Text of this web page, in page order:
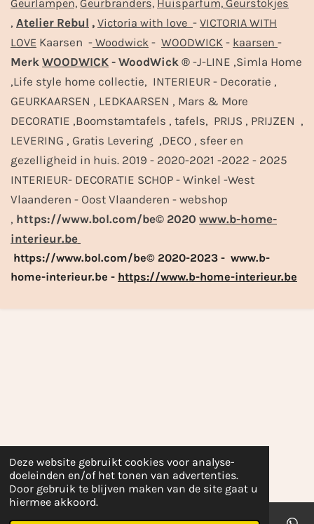
Deze website gebruikt cookies voor analyse-
doeleinden en/of het tonen van advertenties.
Door gebruik te blijven maken van de site gaat u
hiermee akkoord.
Geurlampen, Geurbranders, Huisparfum, Geurstokjes
, Atelier Rebul , Victoria with love - VICTORIA WITH
LOVE Kaarsen - Woodwick - WOODWICK - kaarsen -
Merk WOODWICK - WoodWick ® -J-LINE ,Simla Home
,Life style home collectie, INTERIEUR - Decoratie ,
GEURKAARSEN , LEDKAARSEN , Mars & More
DECORATIE ,Boomstamtafels , tafels, PRIJS , PRIJZEN ,
LEVERING , Gratis Levering ,DECO , sfeer en
gezelligheid in huis. 2019 - 2020-2021 -2022 - 2025
INTERIEUR- DECORATIE SCHOP - Winkel -West
Vlaanderen - Oost Vlaanderen - webshop
, https://www.bol.com/be© 2020 www.b-home-
interieur.be
https://www.bol.com/be© 2020-2023 - www.b-
home-interieur.be - https://www.b-home-interieur.be